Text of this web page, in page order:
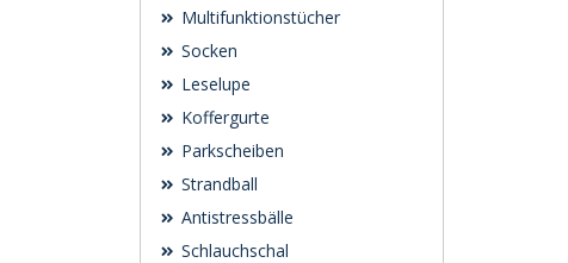
Multifunktionstücher
Socken
Leselupe
Koffergurte
Parkscheiben
Strandball
Antistressbälle
Schlauchschal